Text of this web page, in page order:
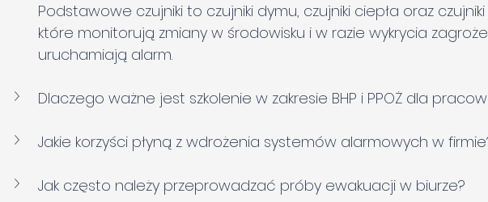
Podstawowe czujniki to czujniki dymu, czujniki ciepła oraz
które monitorują zmiany w środowisku i w razie wykrycia
uruchamiają alarm.
Dlaczego ważne jest szkolenie w zakresie BHP i PPOŻ dla
Jakie korzyści płyną z wdrożenia systemów alarmowych w
Jak często należy przeprowadzać próby ewakuacji w biurze?